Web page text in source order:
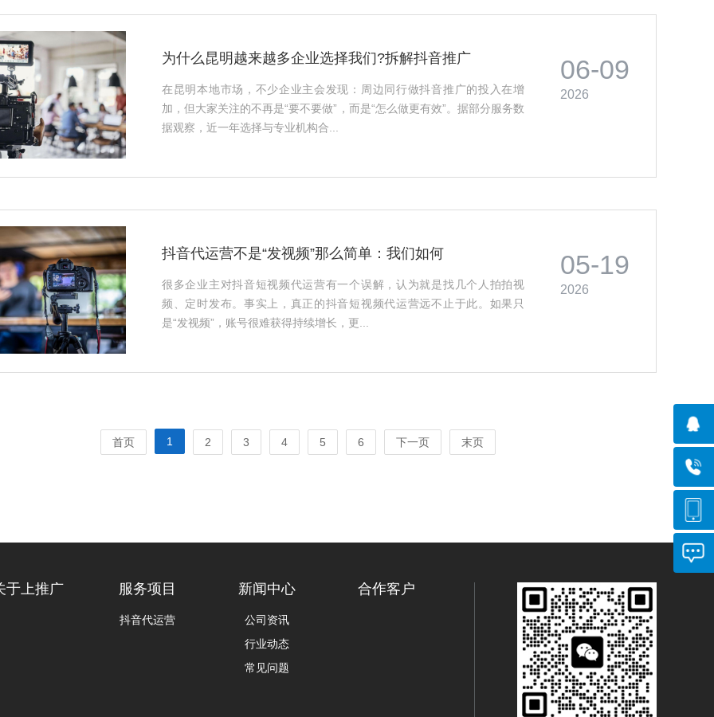
06-09
2026
为什么昆明越来越多企业选择我们?拆解抖音推广
在昆明本地市场，不少企业主会发现：周边同行做抖音推广的投入在增
加，但大家关注的不再是“要不要做”，而是“怎么做更有效”。据部分服务数
据观察，近一年选择与专业机构合...
05-19
2026
抖音代运营不是“发视频”那么简单：我们如何
很多企业主对抖音短视频代运营有一个误解，认为就是找几个人拍拍视
频、定时发布。事实上，真正的抖音短视频代运营远不止于此。如果只
是“发视频”，账号很难获得持续增长，更...
首页 1 2 3 4 5 6 下一页 末页
于上推广 服务项目
抖音代运营
新闻中心
公司资讯
行业动态
常见问题
合作客户